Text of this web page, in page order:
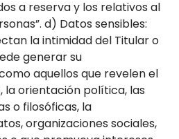
a reserva y los relativos al
d) Datos sensibles:
la intimidad del Titular o
generar su
aquellos que revelen el
la orientación política, las
o filosóficas, la
organizaciones sociales,